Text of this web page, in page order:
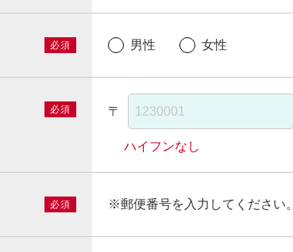
必須 男性 女性
必須 〒
ハイフンなし
必須 ※郵便番号を入力してください。